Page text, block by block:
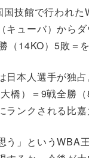
技館で行われ
キューバ）から
（14KO）5敗＝
日本人選手が独
橋）＝9戦全勝
ンクされる比
う」というWBA